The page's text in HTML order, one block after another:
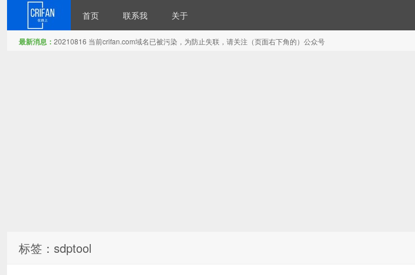
首页 联系我 关于
最新消息： 20210816 当前crifan.com域名已被污染，为防止失联，请关注（页面右下角的）公众号
标签：sdptool